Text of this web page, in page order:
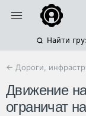
Найти
← Дороги,
Движение
ограничат